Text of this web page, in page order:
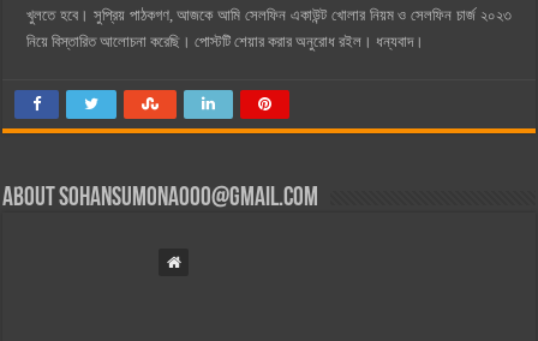
খুলতে হবে। সুপ্রিয় পাঠকগণ, আজকে আমি সেলফিন একাউন্ট খোলার নিয়ম ও সেলফিন চার্জ ২০২৩
নিয়ে বিস্তারিত আলোচনা করেছি। পোস্টটি শেয়ার করার অনুরোধ রইল। ধন্যবাদ।
Aboutsohansumona000@gmail.com